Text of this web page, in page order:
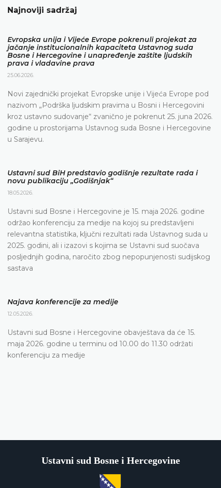
Najnoviji sadržaj
Evropska unija i Vijeće Evrope pokrenuli projekat za
jačanje institucionalnih kapaciteta Ustavnog suda
Bosne i Hercegovine i unapređenje zaštite ljudskih
prava i vladavine prava
25.06.2026.
Novi zajednički projekat Evropske unije i Vijeća Evrope pod
nazivom „Podrška ljudskim pravima u Bosni i Hercegovini
kroz ustavno sudovanje“ zvanično je pokrenut 25. juna 2026.
godine u prostorijama Ustavnog suda Bosne i Hercegovine
u Sarajevu.
Ustavni sud BiH predstavio godišnje rezultate rada i
novu publikaciju „Godišnjak“
18.05.2026.
Ustavni sud Bosne i Hercegovine je 15. maja 2026. godine
održao konferenciju za medije na kojoj su predstavljeni
relevantna statistika, ključni rezultati rada Ustavnog suda u
2025. godini, ali i izazovi s kojima se Ustavni sud suočava
posljednjih godina, naročito zbog nepopunjenosti sudijskog
sastava
Najava konferencije za medije
12.05.2026.
Ustavni sud Bosne i Hercegovine obavještava da će 15.
maja 2026. godine u terminu od 10.00 do 11.30 održati
konferenciju za medije
Ustavni sud Bosne i Hercegovine